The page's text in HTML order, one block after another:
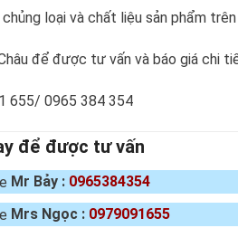
loại và chất liệu sản phẩm
để được tư vấn và báo giá chi
655/ 0965 384 354
để được tư vấn
Mr Bảy : 0965384354
Mrs Ngọc : 0979091655